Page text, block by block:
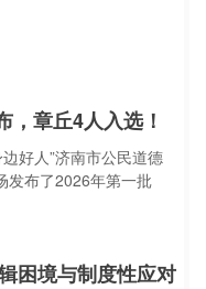
，章丘4人入选！
好人”济南市公民道德
发布了2026年第一批
困境与制度性应对